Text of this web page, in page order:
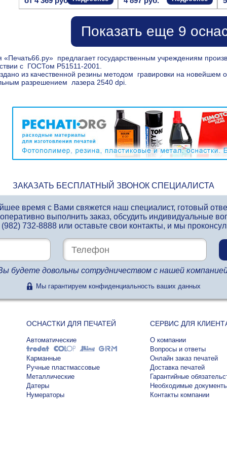
Показать еще 9
«Печать66.ру» предлагает государственным учреждениям
с ГОСТом Р51511-2001.
из качественной резины методом гравировки на новейшем
разрешением лазера 2540 dpi.
ЗАКАЗАТЬ БЕСПЛАТНЫЙ ЗВОНОК СПЕЦИАЛИСТА
время с Вами свяжется наш специалист, готовый
выполнить заказ, обсудить индивидуальные
(982) 732-8888или оставьте свои контакты, и мы
будете довольны сотрудничеством с нашей
Мы гарантируем конфиденциальность ваших данных
ОСНАСТКИ ДЛЯ ПЕЧАТЕЙ
Автоматические
Карманные
Ручные пластмассовые
Металлические
Датеры
Нумераторы
СЕРВИС ДЛЯ
О компании
Вопросы и ответы
Онлайн заказ печатей
Доставка печатей
Гарантийные
Необходимые
Контакты компании